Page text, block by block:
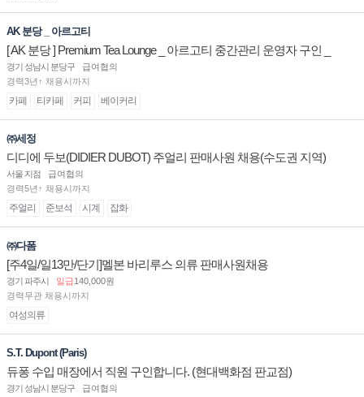
AK 분당 _ 아르고티
[ AK 분당 ] Premium Tea Lounge _ 아르고티 중간관리 운영자 구인 _
경기 성남시 분당구
급여협의
경력3년↑ 채용시까지
카페 티카페 커피 베이커리
㈜세정
디디에 두보(DIDIER DUBOT) 주얼리 판매사원 채용(수도권 지역)
서울 지점
급여협의
경력5년↑ 채용시까지
주얼리 준보석 시계 잡화
㈜다폼
[주4일/일13만/단기]멜본 바리루스 의류 판매사원채용
경기 파주시 일급140,000원
경력무관 채용시까지
여성의류
S.T. Dupont (Paris)
듀퐁 수입 매장에서 직원 구인합니다. (현대백화점 판교점)
경기 성남시 분당구
급여협의